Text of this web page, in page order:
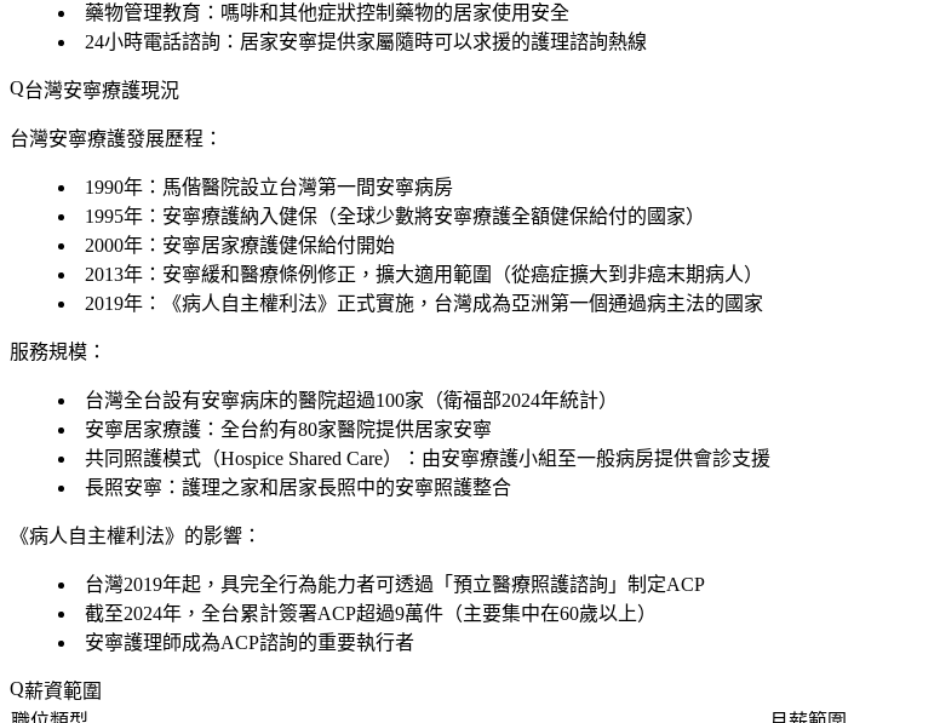
藥物管理教育：嗎啡和其他症狀控制藥物的居家使用安全
24小時電話諮詢：居家安寧提供家屬隨時可以求援的護理諮詢熱線
台灣安寧療護現況
台灣安寧療護發展歷程：
1990年：馬偕醫院設立台灣第一間安寧病房
1995年：安寧療護納入健保（全球少數將安寧療護全額健保給付的國家）
2000年：安寧居家療護健保給付開始
2013年：安寧緩和醫療條例修正，擴大適用範圍（從癌症擴大到非癌末期病人）
2019年：《病人自主權利法》正式實施，台灣成為亞洲第一個通過病主法的國家
服務規模：
台灣全台設有安寧病床的醫院超過100家（衛福部2024年統計）
安寧居家療護：全台約有80家醫院提供居家安寧
共同照護模式（Hospice Shared Care）：由安寧療護小組至一般病房提供會診支援
長照安寧：護理之家和居家長照中的安寧照護整合
《病人自主權利法》的影響：
台灣2019年起，具完全行為能力者可透過「預立醫療照護諮詢」制定ACP
截至2024年，全台累計簽署ACP超過9萬件（主要集中在60歲以上）
安寧護理師成為ACP諮詢的重要執行者
薪資範圍